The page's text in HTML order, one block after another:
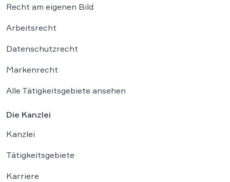
Recht am eigenen Bild
Arbeitsrecht
Datenschutzrecht
Markenrecht
Alle Tätigkeitsgebiete ansehen
Die Kanzlei
Kanzlei
Tätigkeitsgebiete
Karriere